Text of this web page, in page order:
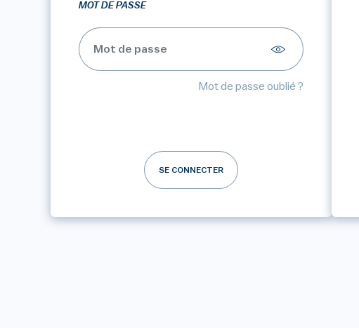
MOT DE PASSE
Mot de passe oublié ?
SE CONNECTER